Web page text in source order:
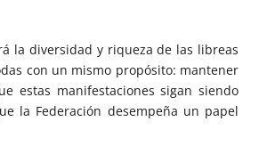
la diversidad y riqueza de las libreas
con un mismo propósito: mantener
estas manifestaciones sigan siendo
la Federación desempeña un papel